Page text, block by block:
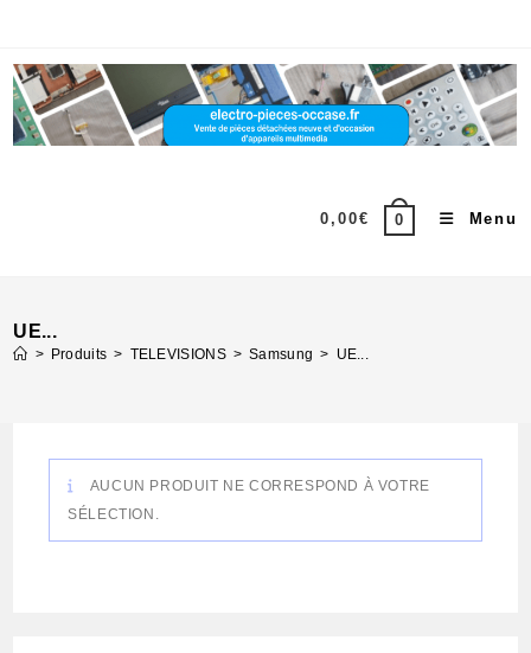
content
0,00€ 0 Menu
UE...
> Produits > TELEVISIONS > Samsung > UE...
AUCUN PRODUIT NE CORRESPOND À VOTRE
SÉLECTION.